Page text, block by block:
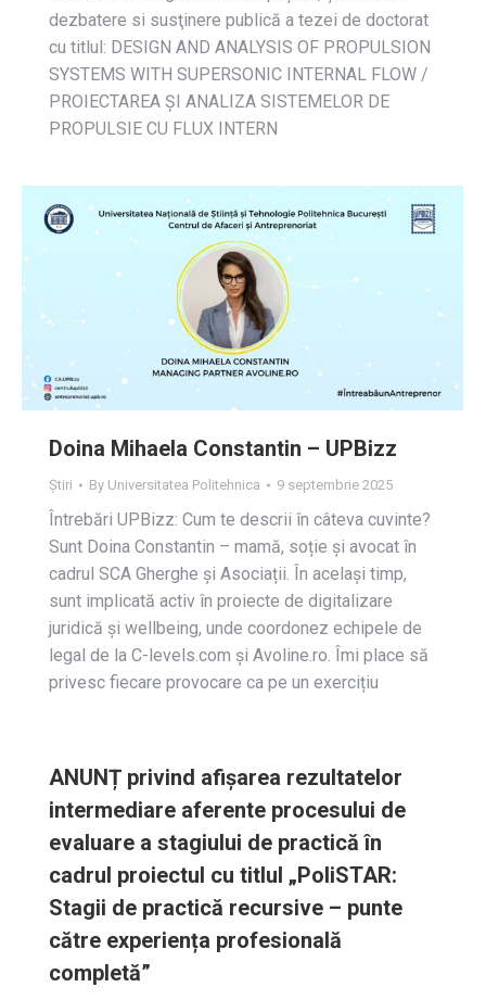
dezbatere si susţinere publică a tezei de doctorat
cu titlul: DESIGN AND ANALYSIS OF PROPULSION
SYSTEMS WITH SUPERSONIC INTERNAL FLOW /
PROIECTAREA ȘI ANALIZA SISTEMELOR DE
PROPULSIE CU FLUX INTERN
Doina Mihaela Constantin – UPBizz
Știri By Universitatea Politehnica 9 septembrie 2025
Întrebări UPBizz: Cum te descrii în câteva cuvinte?
Sunt Doina Constantin – mamă, soție și avocat în
cadrul SCA Gherghe și Asociații. În același timp,
sunt implicată activ în proiecte de digitalizare
juridică și wellbeing, unde coordonez echipele de
legal de la C-levels.com și Avoline.ro. Îmi place să
privesc fiecare provocare ca pe un exercițiu
ANUNȚ privind afișarea rezultatelor
intermediare aferente procesului de
evaluare a stagiului de practică în
cadrul proiectul cu titlul „PoliSTAR:
Stagii de practică recursive – punte
către experiența profesională
completă”